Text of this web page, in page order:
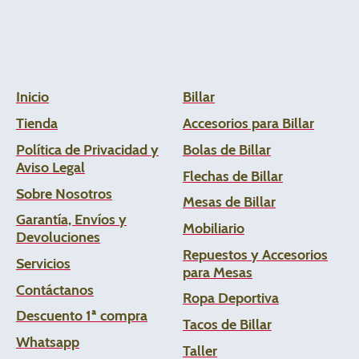
Inicio
Tienda
Política de Privacidad y
Aviso Legal
Sobre Nosotros
Garantía, Envíos y
Devoluciones
Servicios
Contáctanos
Descuento 1ª compra
Whatsapp
Billar
Accesorios para Billar
Bolas de Billar
Flechas de Billar
Mesas de Billar
Mobiliario
Repuestos y Accesorios
para Mesas
Ropa Deportiva
Tacos de Billar
Taller